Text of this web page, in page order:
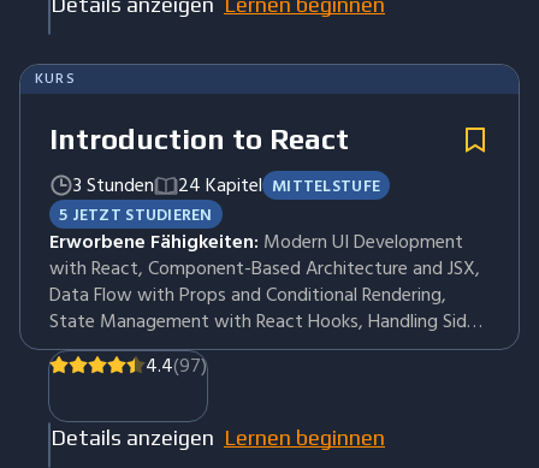
KURS
Introduction to React
3 Stunden 24 Kapitel MITTELSTUFE
5 JETZT STUDIEREN
Erworbene Fähigkeiten: Modern UI Development
with React, Component-Based Architecture and JSX,
Data Flow with Props and Conditional Rendering,
State Management with React Hooks, Handling Side
Effects and Data Fetching, Styling React Applications
with CSS, Structuring and Running React Project
4.4(97)
Details anzeigen Lernen beginnen